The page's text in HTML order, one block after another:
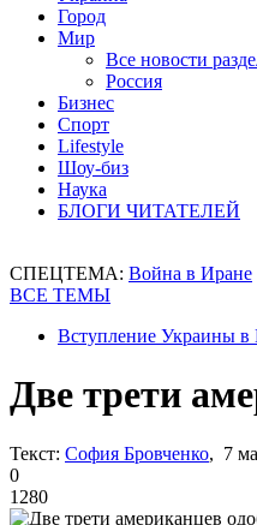
Город
Мир
Все новости
Россия
Бизнес
Спорт
Lifestyle
Шоу-биз
Наука
БЛОГИ ЧИТАТЕЛЕЙ
СПЕЦТЕМА: Война в Иране
ВСЕ ТЕМЫ
Вступление Украины в
Две трети
Текст: София Бровченко, 7
0
1280